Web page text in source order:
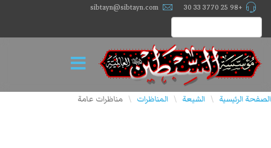
+98 25 3770 33 30
sibtayn@sibtayn.com
الصفحة الرئيسية \ الشيعة \ المناظرات \ مناظرات عامة